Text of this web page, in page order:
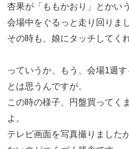
杏果が「ももかおり」とかい
会場中をぐるっと走り回りまし
その時も、娘にタッチしてく
っていうか、もう、会場1週
とは思うんですが。
この時の様子、円盤買ってく
よ。
テレビ画面を写真撮りました